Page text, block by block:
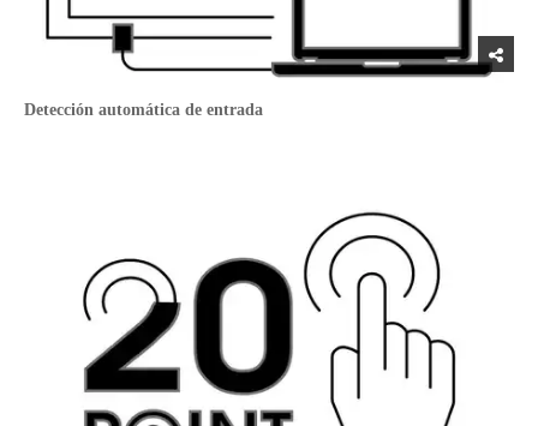
Detección automática de entrada